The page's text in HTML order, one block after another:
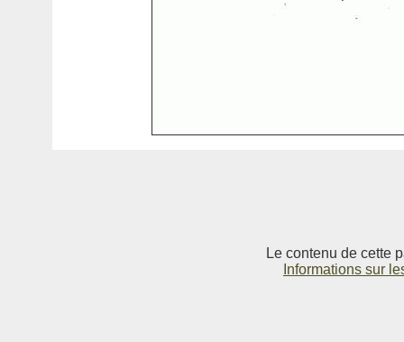
Le contenu de cette
Informations sur